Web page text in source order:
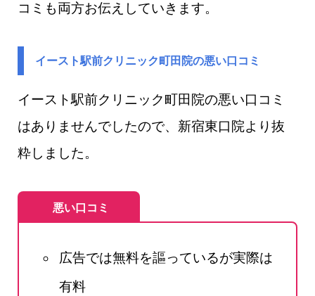
コミも両方お伝えしていきます。
イースト駅前クリニック町田院の悪い口コミ
イースト駅前クリニック町田院​の悪い口コミ
はありませんでしたので、新宿東口院より抜
粋しました。
悪い口コミ
広告では無料を謳っているが実際は
有料